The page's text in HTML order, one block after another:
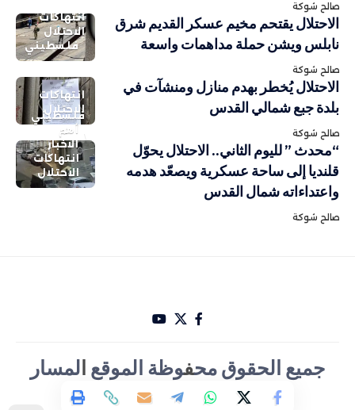
صالح شوكة
انتهاكات
الاحتلال
فلسطيني
الاحتلال يقتحم مخيم عسكر القديم شرق
نابلس ويشن حملة مداهمات واسعة
صالح شوكة
انتهاكات
الاحتلال
الاحتلال يُخطر بهدم منازل ومنشآت في
بلدة جبع شمالي القدس
صالح شوكة
فلسطيني
أهم
الاخبار
انتهاكات
الاحتلال
“محدث ” لليوم الثاني.. الاحتلال يحوّل
قلنديا إلى ساحة عسكرية ويصعّد هدمه
واعتداءاته شمال القدس
صالح شوكة
جميع الحقوق محفوظة الموقع المسار
الأخباري تصميم Hakam